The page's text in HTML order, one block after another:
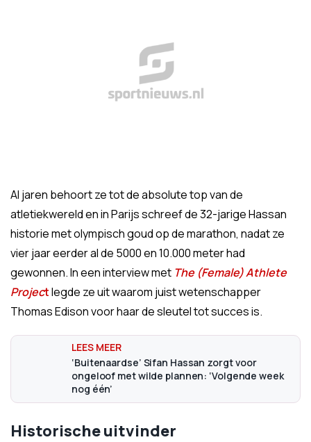
Al jaren behoort ze tot de absolute top van de
atletiekwereld en in Parijs schreef de 32-jarige Hassan
historie met olympisch goud op de marathon, nadat ze
vier jaar eerder al de 5000 en 10.000 meter had
gewonnen. In een interview met The (Female) Athlete
Projectlegde ze uit waarom juist wetenschapper
Thomas Edison voor haar de sleutel tot succes is.
‘Buitenaardse’ Sifan Hassan zorgt voor
ongeloof met wilde plannen: ‘Volgende week
nog één’
Historische uitvinder